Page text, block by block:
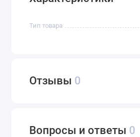
Тип товара
Отзывы 0
Вопросы и ответы 0